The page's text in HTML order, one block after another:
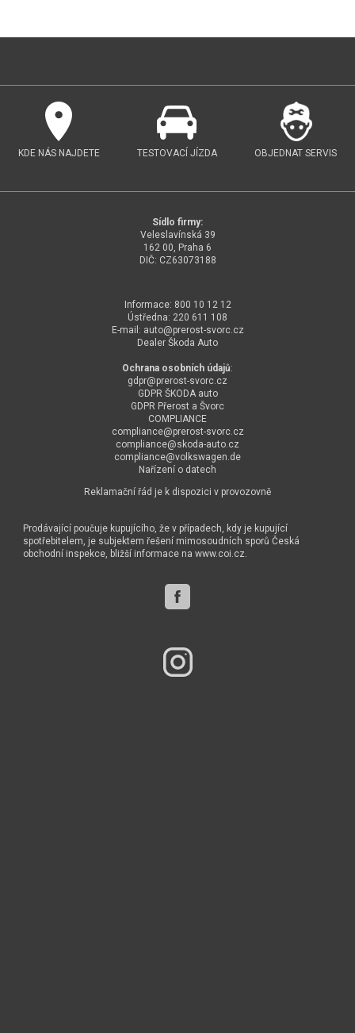
KDE NÁS NAJDETE TESTOVACÍ JÍZDA OBJEDNAT SERVIS
Sídlo firmy:
Veleslavínská 39
162 00, Praha 6
DIČ: CZ63073188
Informace: 800 10 12 12
Ústředna: 220 611 108
E-mail: auto@prerost-svorc.cz
Dealer Škoda Auto
Ochrana osobních údajů:
gdpr@prerost-svorc.cz
GDPR ŠKODA auto
GDPR Přerost a Švorc
COMPLIANCE
compliance@prerost-svorc.cz
compliance@skoda-auto.cz
compliance@volkswagen.de
Nařízení o datech
Reklamační řád je k dispozici v provozovně
Prodávající poučuje kupujícího, že v případech, kdy je kupující
spotřebitelem, je subjektem řešení mimosoudních sporů Česká
obchodní inspekce, bližší informace na www.coi.cz